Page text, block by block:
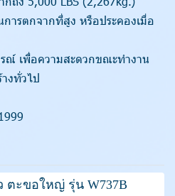
ารตกจากที่สูง หรือประคองเมื่อ
ณ์ เพื่อความสะดวกขณะทำงาน
งทั่วไป
ตะขอใหญ่ รุ่น W737B